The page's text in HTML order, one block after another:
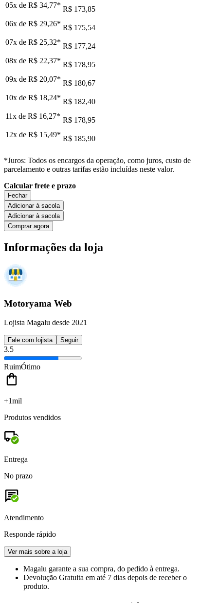
05x de R$ 34,77* R$ 173,85
06x de R$ 29,26* R$ 175,54
07x de R$ 25,32* R$ 177,24
08x de R$ 22,37* R$ 178,95
09x de R$ 20,07* R$ 180,67
10x de R$ 18,24* R$ 182,40
11x de R$ 16,27* R$ 178,95
12x de R$ 15,49* R$ 185,90
*Juros: Todos os encargos da operação, como juros, custo de
parcelamento e outras tarifas estão incluídas neste valor.
Calcular frete e prazo
Fechar
Adicionar à sacola
Adicionar à sacola
Comprar agora
Informações da loja
Motoryama Web
Lojista Magalu desde 2021
Fale com lojista Seguir
3.5
RuimÓtimo
+1mil
Produtos vendidos
Entrega
No prazo
Atendimento
Responde rápido
Ver mais sobre a loja
Magalu garante a sua compra, do pedido à entrega.
Devolução Gratuita em até 7 dias depois de receber o
produto.